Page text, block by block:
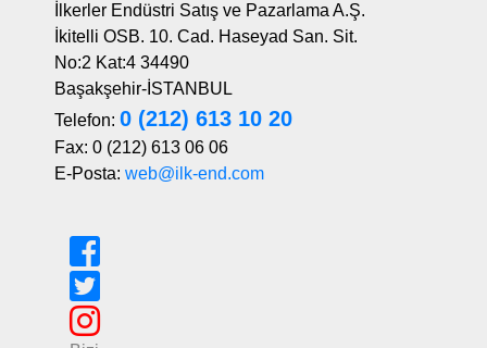
İlkerler Endüstri Satış ve Pazarlama A.Ş.
İkitelli OSB. 10. Cad. Haseyad San. Sit.
No:2 Kat:4 34490
Başakşehir-İSTANBUL
Telefon: 0 (212) 613 10 20
Fax: 0 (212) 613 06 06
E-Posta: web@ilk-end.com